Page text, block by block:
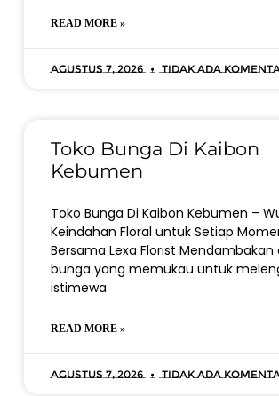
READ MORE »
Agustus 7, 2026 Tidak ada
Toko Bunga Di Kaibon
Kebumen
Toko Bunga Di Kaibon Kebumen –
Keindahan Floral untuk Setiap
Bersama Lexa Florist Mendambakan
bunga yang memukau untuk
istimewa
READ MORE »
Agustus 7, 2026 Tidak ada